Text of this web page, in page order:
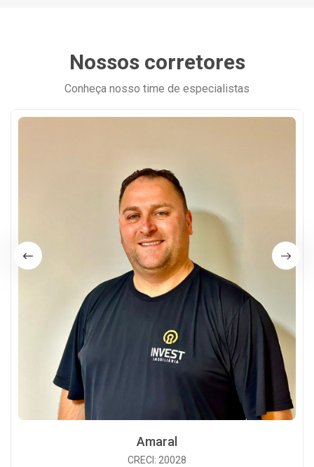
Nossos corretores
Conheça nosso time de especialistas
Amaral
CRECI: 20028